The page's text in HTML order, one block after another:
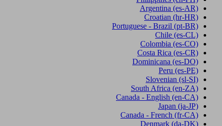
Argentina (es-AR)
Croatian (hr-HR)
Portuguese - Brazil (pt-BR)
Chile (es-CL)
Colombia (es-CO)
Costa Rica (es-CR)
Dominicana (es-DO)
Peru (es-PE)
Slovenian (sl-SI)
South Africa (en-ZA)
Canada - English (en-CA)
Japan (ja-JP)
Canada - French (fr-CA)
Denmark (da-DK)